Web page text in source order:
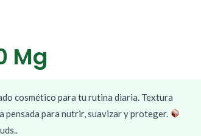
Mg
cosmético para tu rutina diaria. Textura
pensada para nutrir, suavizar y proteger.